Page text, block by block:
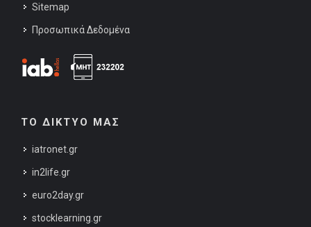
Sitemap
Προσωπικά Δεδομένα
ΤΟ ΔΙΚΤΥΟ ΜΑΣ
iatronet.gr
in2life.gr
euro2day.gr
stocklearning.gr